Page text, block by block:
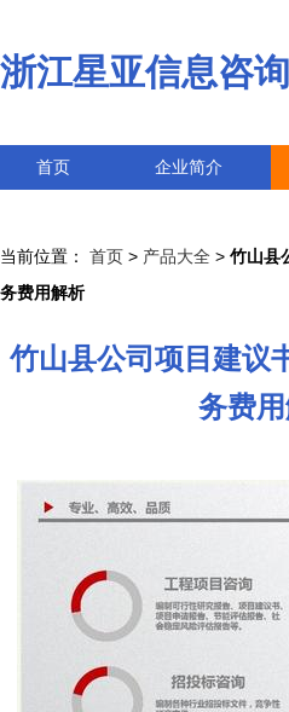
浙江星亚信息咨
首页 企业简介
当前位置： 首页 > 产品大全 > 竹山县
务费用解析
竹山县公司项目建议
务费